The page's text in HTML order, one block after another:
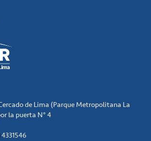
de Lima (Parque Metropolitana La
la puerta N° 4